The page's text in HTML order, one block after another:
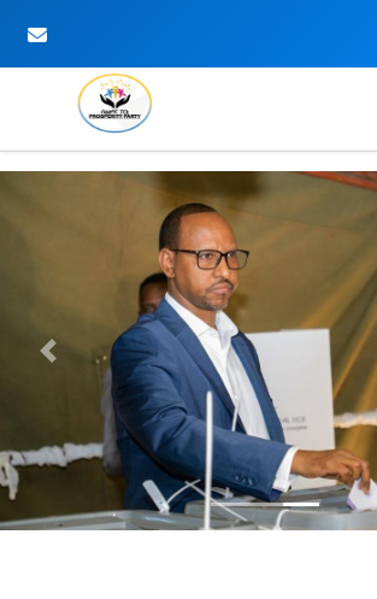
Skip to Main Content
Previous